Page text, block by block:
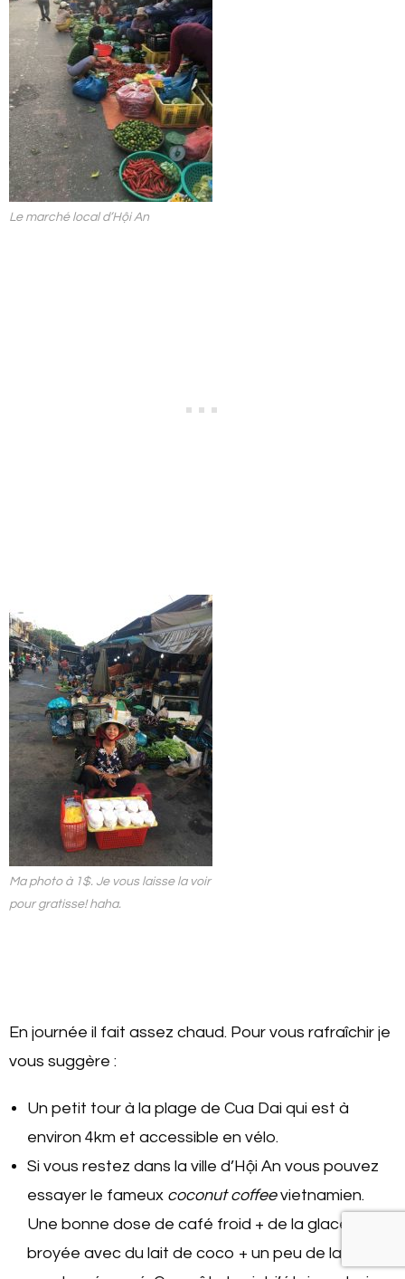
Le marché local d’Hội An
Ma photo à 1$. Je vous laisse la voir
pour gratisse! haha.
En journée il fait assez chaud. Pour vous rafraîchir je
vous suggère :
Un petit tour à la plage de Cua Dai qui est à
environ 4km et accessible en vélo.
Si vous restez dans la ville d’Hội An vous pouvez
essayer le fameux coconut coffeevietnamien.
Une bonne dose de café froid + de la glace
broyée avec du lait de coco + un peu de lait